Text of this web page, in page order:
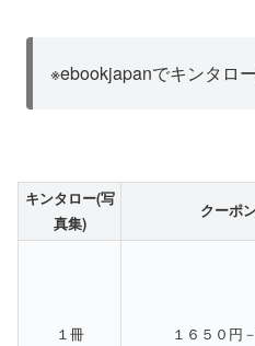
※ebookjapanでキンタロ
キンタロー(写
真集)
クーポ
１冊 １６５０円